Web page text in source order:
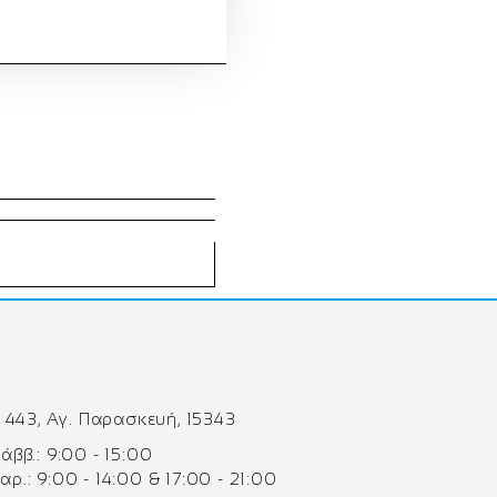
Αγ. Παρασκευή, 15343
9:00 - 15:00
9:00 - 14:00 & 17:00 - 21:00